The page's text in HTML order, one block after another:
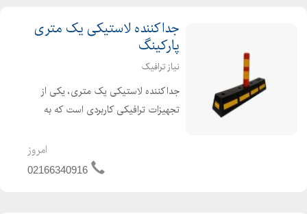
جداکننده لاستیکی یک متری
پارکینگ
نیاز ترافیک
جداکننده لاستیکی یک متری، یکی از
تجهیزات ترافیکی کاربردی است که به
خاصی دارد. جداکننده لاستیکی محصولی
خاص جهت تعیین مرز مسیرهای تردد
امروز
02166340916